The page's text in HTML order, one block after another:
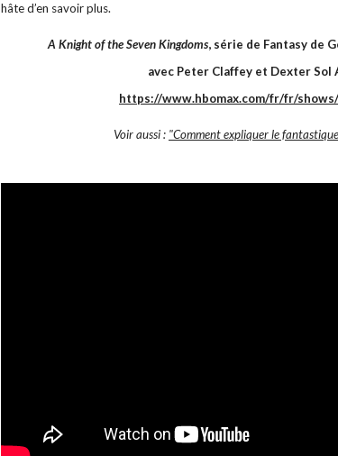
hâte d’en savoir plus.
A Knight of the Seven Kingdoms, série de Fantasy de
avec Peter Claffey et Dexter Sol
https://www.hbomax.com/fr/fr/
Voir aussi : "Comment expliquer le